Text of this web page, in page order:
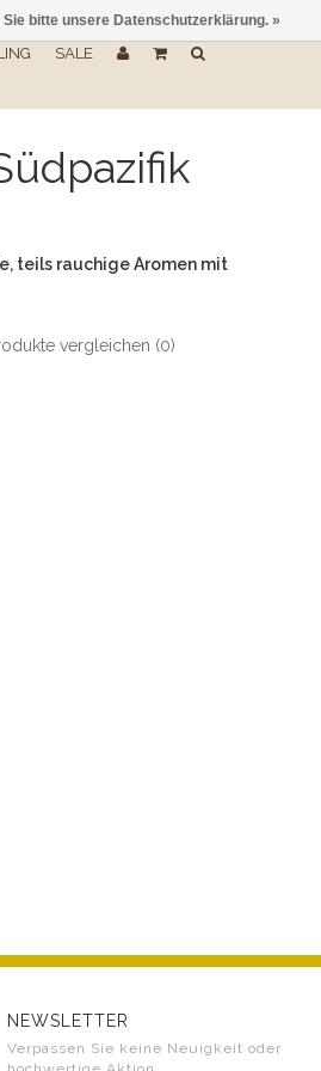
SALE
teils rauchige Aromen mit
vergleichen (0)
NEWSLETTER
Verpassen Sie keine Neuigkeit oder
bitte unsere Datenschutzerklärung. »